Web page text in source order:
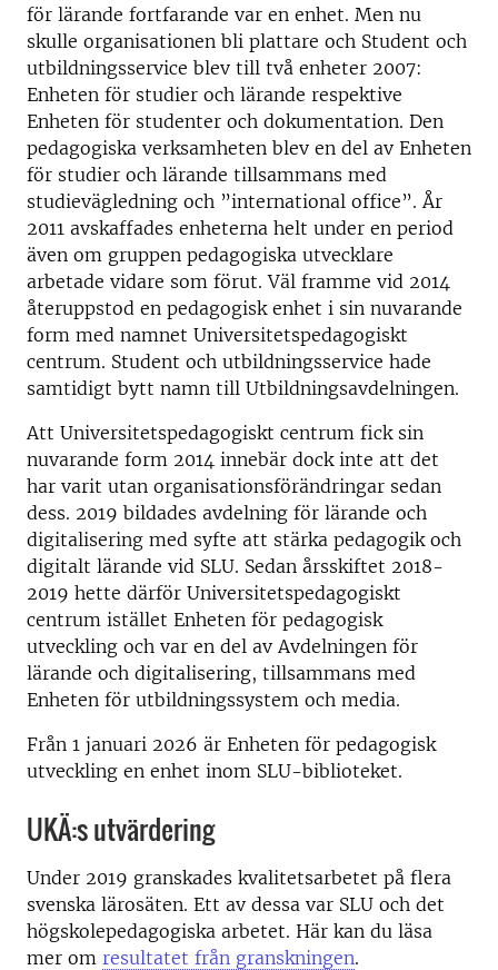
för lärande fortfarande var en enhet. Men nu
skulle organisationen bli plattare och Student och
utbildningsservice blev till två enheter 2007:
Enheten för studier och lärande respektive
Enheten för studenter och dokumentation. Den
pedagogiska verksamheten blev en del av Enheten
för studier och lärande tillsammans med
studievägledning och ”international office”. År
2011 avskaffades enheterna helt under en period
även om gruppen pedagogiska utvecklare
arbetade vidare som förut. Väl framme vid 2014
återuppstod en pedagogisk enhet i sin nuvarande
form med namnet Universitetspedagogiskt
centrum. Student och utbildningsservice hade
samtidigt bytt namn till Utbildningsavdelningen.
Att Universitetspedagogiskt centrum fick sin
nuvarande form 2014 innebär dock inte att det
har varit utan organisationsförändringar sedan
dess. 2019 bildades avdelning för lärande och
digitalisering med syfte att stärka pedagogik och
digitalt lärande vid SLU. Sedan årsskiftet 2018-
2019 hette därför Universitetspedagogiskt
centrum istället Enheten för pedagogisk
utveckling och var en del av Avdelningen för
lärande och digitalisering, tillsammans med
Enheten för utbildningssystem och media.
Från 1 januari 2026 är Enheten för pedagogisk
utveckling en enhet inom SLU-biblioteket.
UKÄ:s utvärdering
Under 2019 granskades kvalitetsarbetet på flera
svenska lärosäten. Ett av dessa var SLU och det
högskolepedagogiska arbetet. Här kan du läsa
mer om resultatet från granskningen.